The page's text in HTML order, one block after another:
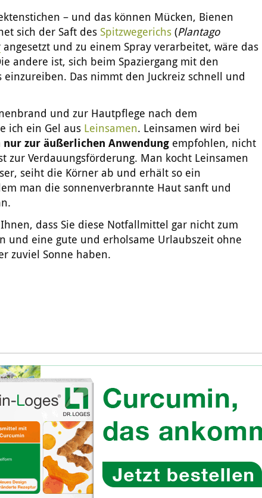
– und das können Mücken, Bienen
sich der Saft des Spitzwegerichs (Plantago
angesetzt und zu einem Spray verarbeitet, wäre das
andere ist, sich beim Spaziergang mit den
einzureiben. Das nimmt den Juckreiz schnell und
und zur Hautpflege nach dem
ich ein Gel aus Leinsamen. Leinsamen wird bei
zur äußerlichen Anwendung empfohlen, nicht
zur Verdauungsförderung. Man kocht Leinsamen
seiht die Körner ab und erhält so ein
man die sonnenverbrannte Haut sanft und
dass Sie diese Notfallmittel gar nicht zum
und eine gute und erholsame Urlaubszeit ohne
zuviel Sonne haben.